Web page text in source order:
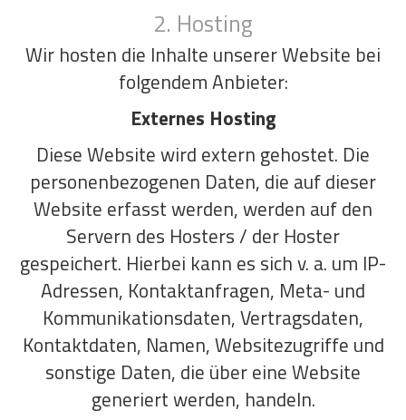
2. Hosting
Wir hosten die Inhalte unserer Website bei
folgendem Anbieter:
Externes Hosting
Diese Website wird extern gehostet. Die
personenbezogenen Daten, die auf dieser
Website erfasst werden, werden auf den
Servern des Hosters / der Hoster
gespeichert. Hierbei kann es sich v. a. um IP-
Adressen, Kontaktanfragen, Meta- und
Kommunikationsdaten, Vertragsdaten,
Kontaktdaten, Namen, Websitezugriffe und
sonstige Daten, die über eine Website
generiert werden, handeln.